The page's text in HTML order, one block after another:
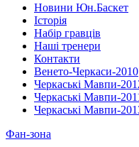
Новини Юн.Баскет
Історія
Набір гравців
Наші тренери
Контакти
Венето-Черкаси-2010
Черкаські Мавпи-
Черкаські Мавпи-
Черкаські Мавпи-
Фан-зона